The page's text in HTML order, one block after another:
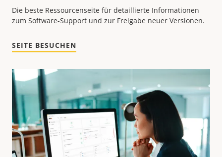
Die beste Ressourcenseite für detaillierte Informationen
zum Software-Support und zur Freigabe neuer Versionen.
SEITE BESUCHEN